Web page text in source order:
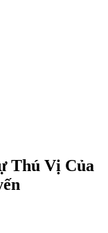
Thú Vị Của